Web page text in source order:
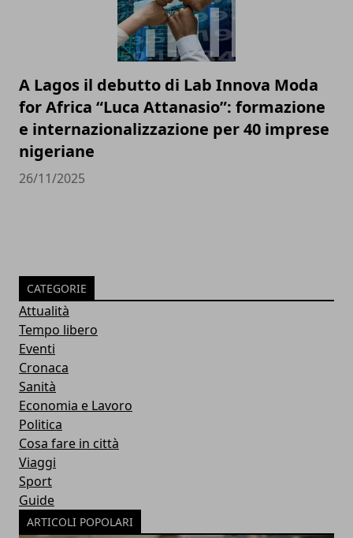
A Lagos il debutto di Lab Innova Moda
for Africa “Luca Attanasio”: formazione
e internazionalizzazione per 40 imprese
nigeriane
26/11/2025
CATEGORIE
Attualità
Tempo libero
Eventi
Cronaca
Sanità
Economia e Lavoro
Politica
Cosa fare in città
Viaggi
Sport
Guide
ARTICOLI POPOLARI